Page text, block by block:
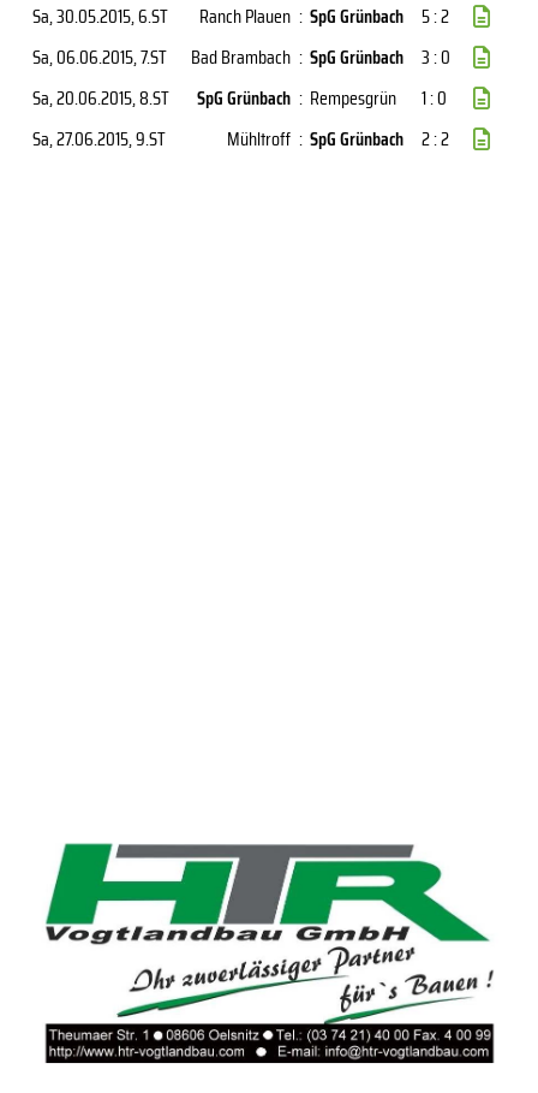
Sa, 30.05.2015, 6.ST Ranch Plauen : SpG Grünbach 5 : 2
Sa, 06.06.2015, 7.ST Bad Brambach : SpG Grünbach 3 : 0
Sa, 20.06.2015, 8.ST SpG Grünbach : Rempesgrün
1 : 0
Sa, 27.06.2015, 9.ST Mühltroff : SpG Grünbach 2 : 2